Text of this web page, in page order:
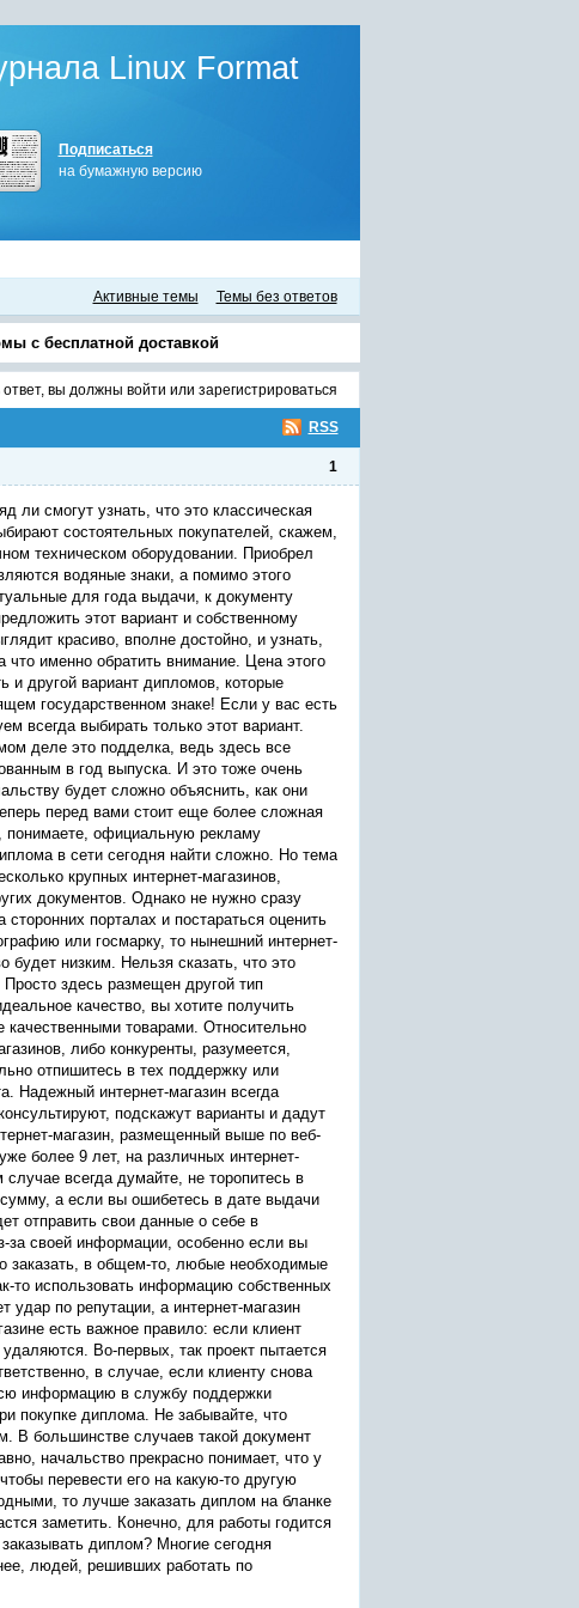
Linux Format
Подписаться
на бумажную версию
Активные темы Темы без ответов
с бесплатной доставкой
вы должны войти или зарегистрироваться
RSS
1
ли смогут узнать, что это классическая
состоятельных покупателей, скажем,
техническом оборудовании. Приобрел
водяные знаки, а помимо этого
для года выдачи, к документу
этот вариант и собственному
красиво, вполне достойно, и узнать,
именно обратить внимание. Цена этого
и другой вариант дипломов, которые
государственном знаке! Если у вас есть
всегда выбирать только этот вариант.
деле это подделка, ведь здесь все
в год выпуска. И это тоже очень
будет сложно объяснить, как они
перед вами стоит еще более сложная
понимаете, официальную рекламу
в сети сегодня найти сложно. Но тема
крупных интернет-магазинов,
документов. Однако не нужно сразу
порталах и постараться оценить
или госмарку, то нынешний интернет-
будет низким. Нельзя сказать, что это
здесь размещен другой тип
качество, вы хотите получить
товарами. Относительно
либо конкуренты, разумеется,
отпишитесь в тех поддержку или
Надежный интернет-магазин всегда
подскажут варианты и дадут
магазин, размещенный выше по веб-
более 9 лет, на различных интернет-
всегда думайте, не торопитесь в
а если вы ошибетесь в дате выдачи
отправить свои данные о себе в
за своей информации, особенно если вы
заказать, в общем-то, любые необходимые
то использовать информацию собственных
удар по репутации, а интернет-магазин
есть важное правило: если клиент
Во-первых, так проект пытается
в случае, если клиенту снова
информацию в службу поддержки
покупке диплома. Не забывайте, что
В большинстве случаев такой документ
начальство прекрасно понимает, что у
перевести его на какую-то другую
то лучше заказать диплом на бланке
заметить. Конечно, для работы годится
диплом? Многие сегодня
людей, решивших работать по